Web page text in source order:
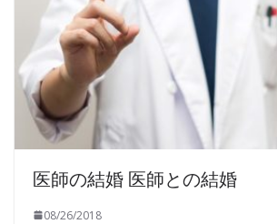
医師の結婚 医師との結婚
08/26/2018